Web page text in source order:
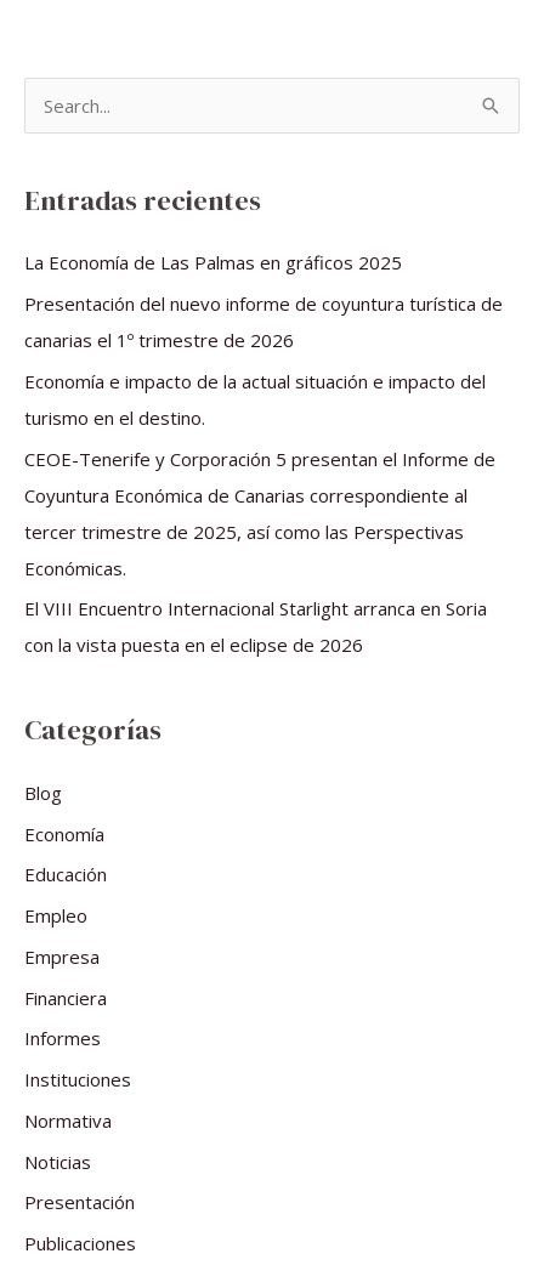
a
r
Entradas recientes
La Economía de Las Palmas en gráficos 2025
Presentación del nuevo informe de coyuntura turística de
canarias el 1º trimestre de 2026
Economía e impacto de la actual situación e impacto del
turismo en el destino.
CEOE-Tenerife y Corporación 5 presentan el Informe de
Coyuntura Económica de Canarias correspondiente al
tercer trimestre de 2025, así como las Perspectivas
Económicas.
El VIII Encuentro Internacional Starlight arranca en Soria
con la vista puesta en el eclipse de 2026
Categorías
Blog
Economía
Educación
Empleo
Empresa
Financiera
Informes
Instituciones
Normativa
Noticias
Presentación
Publicaciones